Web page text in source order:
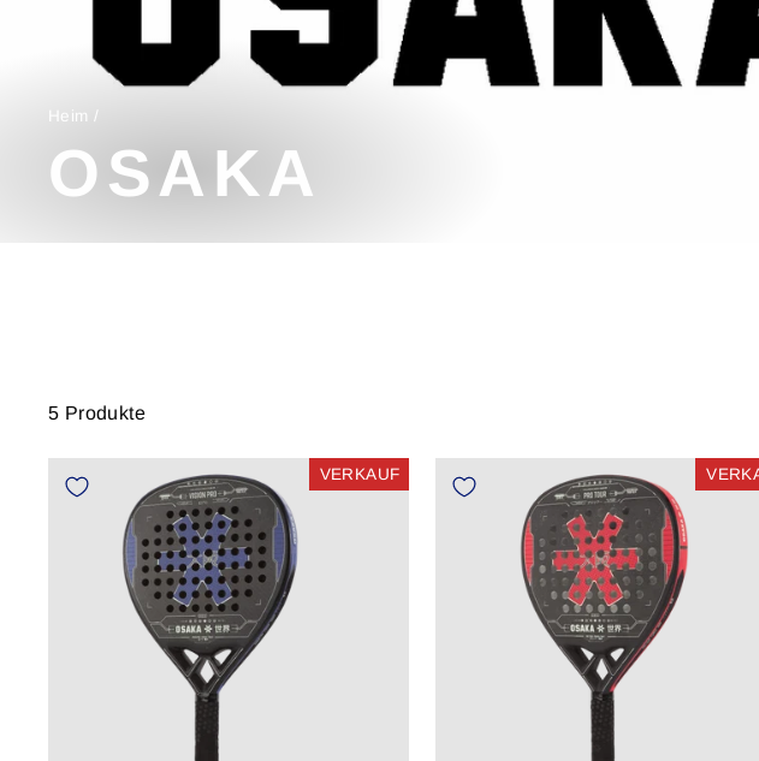
Heim /
OSAKA
5 Produkte
VERKAUF